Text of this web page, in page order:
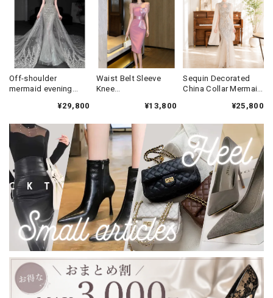
Off-shoulder
mermaid evening
¥29,800
Waist Belt Sleeve
Knee
¥13,800
Sequin Decorated
China Collar Mermaid
¥25,800